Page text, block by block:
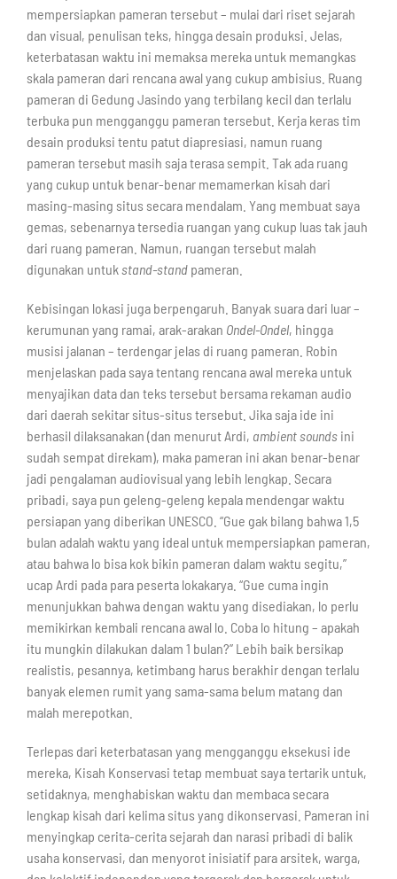
mempersiapkan pameran tersebut – mulai dari riset sejarah
dan visual, penulisan teks, hingga desain produksi. Jelas,
keterbatasan waktu ini memaksa mereka untuk memangkas
skala pameran dari rencana awal yang cukup ambisius. Ruang
pameran di Gedung Jasindo yang terbilang kecil dan terlalu
terbuka pun mengganggu pameran tersebut. Kerja keras tim
desain produksi tentu patut diapresiasi, namun ruang
pameran tersebut masih saja terasa sempit. Tak ada ruang
yang cukup untuk benar-benar memamerkan kisah dari
masing-masing situs secara mendalam. Yang membuat saya
gemas, sebenarnya tersedia ruangan yang cukup luas tak jauh
dari ruang pameran. Namun, ruangan tersebut malah
digunakan untuk stand-stand pameran.
Kebisingan lokasi juga berpengaruh. Banyak suara dari luar –
kerumunan yang ramai, arak-arakan Ondel-Ondel, hingga
musisi jalanan – terdengar jelas di ruang pameran. Robin
menjelaskan pada saya tentang rencana awal mereka untuk
menyajikan data dan teks tersebut bersama rekaman audio
dari daerah sekitar situs-situs tersebut. Jika saja ide ini
berhasil dilaksanakan (dan menurut Ardi, ambient sounds ini
sudah sempat direkam), maka pameran ini akan benar-benar
jadi pengalaman audiovisual yang lebih lengkap. Secara
pribadi, saya pun geleng-geleng kepala mendengar waktu
persiapan yang diberikan UNESCO. “Gue gak bilang bahwa 1,5
bulan adalah waktu yang ideal untuk mempersiapkan pameran,
atau bahwa lo bisa kok bikin pameran dalam waktu segitu,”
ucap Ardi pada para peserta lokakarya. “Gue cuma ingin
menunjukkan bahwa dengan waktu yang disediakan, lo perlu
memikirkan kembali rencana awal lo. Coba lo hitung – apakah
itu mungkin dilakukan dalam 1 bulan?” Lebih baik bersikap
realistis, pesannya, ketimbang harus berakhir dengan terlalu
banyak elemen rumit yang sama-sama belum matang dan
malah merepotkan.
Terlepas dari keterbatasan yang mengganggu eksekusi ide
mereka, Kisah Konservasi tetap membuat saya tertarik untuk,
setidaknya, menghabiskan waktu dan membaca secara
lengkap kisah dari kelima situs yang dikonservasi. Pameran ini
menyingkap cerita-cerita sejarah dan narasi pribadi di balik
usaha konservasi, dan menyorot inisiatif para arsitek, warga,